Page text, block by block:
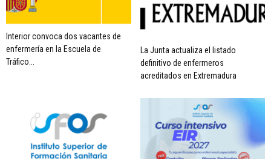
Interior convoca dos vacantes de
enfermería en la Escuela de
Tráfico...
La Junta actualiza el listado
definitivo de enfermeros
acreditados en Extremadura